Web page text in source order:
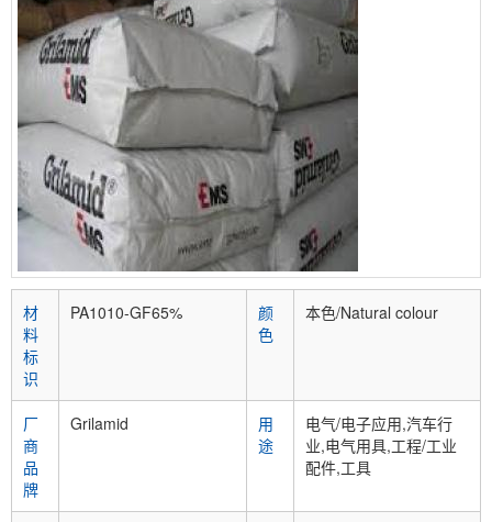
材
料
标
识
PA1010-GF65%
颜
色
本色/Natural colour
厂
商
品
牌
Grilamid
用
途
电气/电子应用,汽车行
业,电气用具,工程/工业
配件,工具